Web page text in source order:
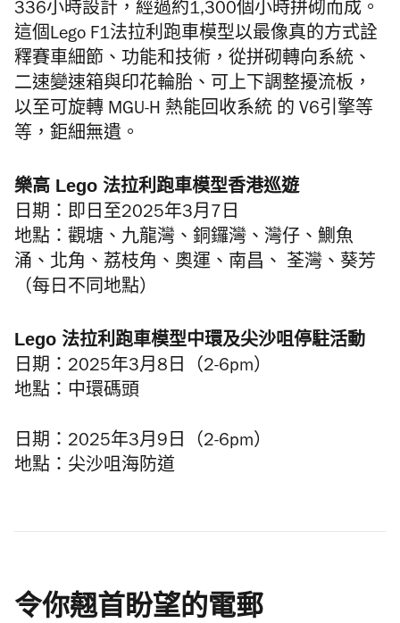
336小時設計，經過約1,300個小時拼砌而成。
這個Lego F1法拉利跑車模型以最像真的方式詮
釋賽車細節、功能和技術，從拼砌轉向系統、
二速變速箱與印花輪胎、可上下調整擾流板，
以至可旋轉 MGU-H 熱能回收系統 的 V6引擎等
等，鉅細無遺。
樂高 Lego 法拉利跑車模型香港巡遊
日期：即日至2025年3月7日
地點：觀塘、九龍灣、銅鑼灣、灣仔、鰂魚
涌、北角、荔枝角、奧運、南昌、 荃灣、葵芳
（每日不同地點）
Lego 法拉利跑車模型中環及尖沙咀停駐活動
日期：2025年3月8日（2-6pm）
地點：中環碼頭
日期：2025年3月9日（2-6pm）
地點：尖沙咀海防道
令你翹首盼望的電郵